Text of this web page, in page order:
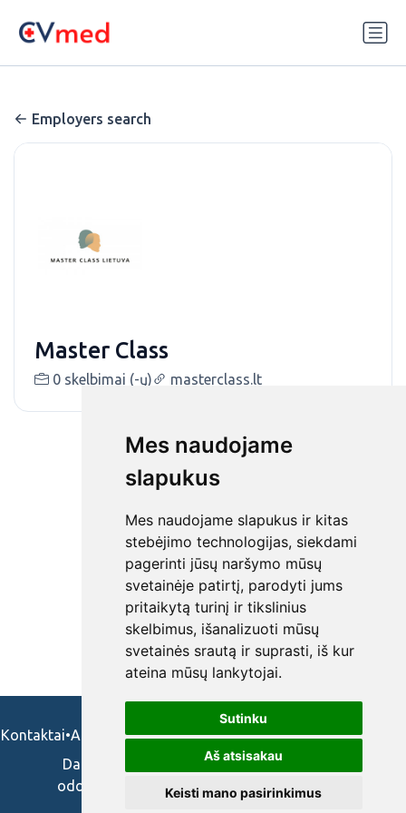
Mes naudojame
slapukus
Mes naudojame slapukus ir kitas
stebėjimo technologijas, siekdami
pagerinti jūsų naršymo mūsų
svetainėje patirtį, parodyti jums
pritaikytą turinį ir tikslinius
skelbimus, išanalizuoti mūsų
svetainės srautą ir suprasti, iš kur
ateina mūsų lankytojai.
Sutinku
Aš atsisakau
Keisti mano pasirinkimus
Employers search
Master Class
0 skelbimai (-ų) masterclass.lt
Kontaktai•Apie mus•Naudojimosi taisykės•Privatumo politika
Darbo skelbimai ir pasiūlymai: gydytojams,
odontologams, slaugytojams, veterinarams,